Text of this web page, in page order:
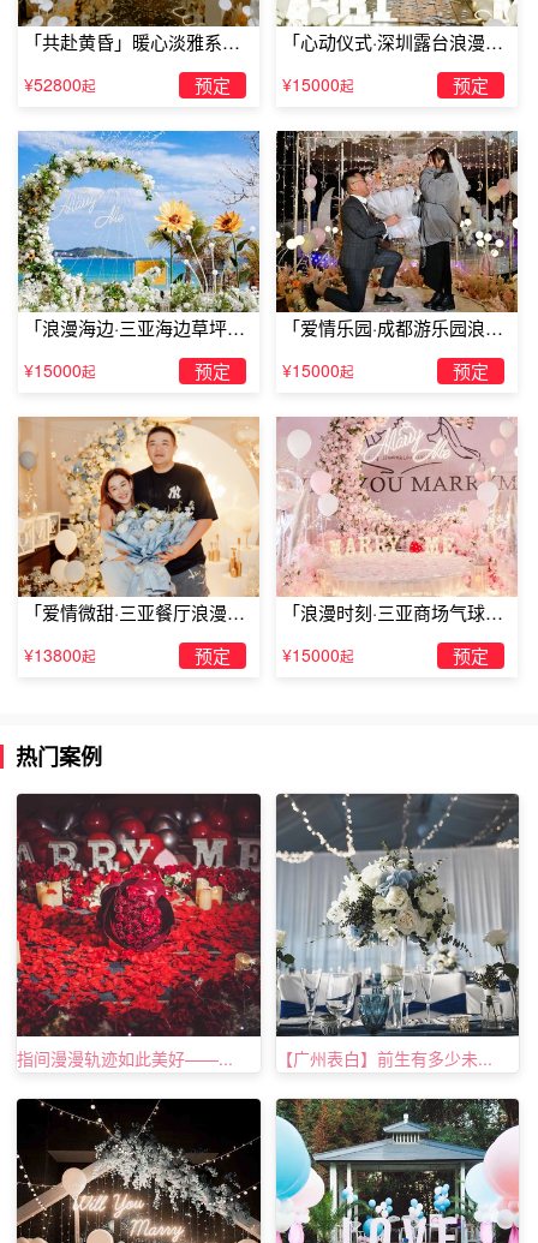
石馆，科技大学，文庙、上水音乐喷泉、窑埠古镇、柳江水
上轮船。本公寓配有豪华大床房，豪华双人间，温馨大床
房，简约时尚大床房类型公寓，房间无线Wi-Fi，液晶电
精致,时尚,温馨为主，海悦公寓征程为您提供24小时热枕，
欢迎各位朋友入住。
柳州哪个酒店生日有优惠柳州丽都商务宾馆
宿之选。酒店地处便捷区域，距离柳州白莲机场仅13km，
间去附近的龙潭公园和柳侯公园游玩是一个不错的选择。旅
客可以在闲暇时间去酒店的休闲区，提升健康幸福感。
以上就是TellLove柳州浪漫策划小编为大家推荐的柳州哪个
酒店生日有优惠作为参考，希望大家能够喜欢，当然如果大
家需要浪漫惊喜策划也可以在线咨询我们的官网客服哦~
「共赴黄昏」暖心淡雅系求
婚仪式
¥52800起 预定
「心动仪式·深圳露台浪漫求
婚」
¥15000起 预定
「浪漫海边·三亚海边草坪浪
¥15000起 预定
「爱情乐园·成都游乐园浪漫
¥15000起 预定
「爱情微甜·三亚餐厅浪漫求
婚」
¥13800起 预定
「浪漫时刻·三亚商场气球雨
惊喜求婚」
¥15000起 预定
热门案例
指间漫漫轨迹如此美好——... 【广州表白】前生有多少未...